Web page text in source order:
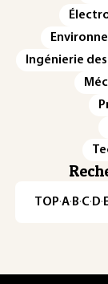
Ingénierie
TOP·A·B·C· D·